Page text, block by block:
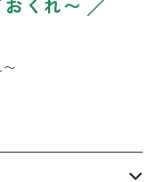
おくれ〜 ╱